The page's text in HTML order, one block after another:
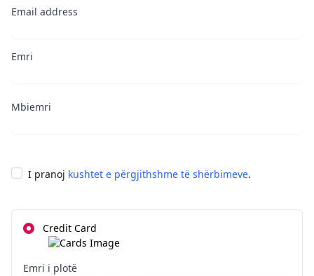
Email address
Emri
Mbiemri
I pranoj kushtet e përgjithshme të shërbimeve.
Credit Card
Emri i plotë